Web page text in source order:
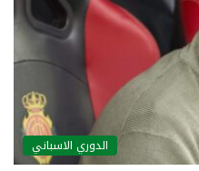
الدوري الاسباني